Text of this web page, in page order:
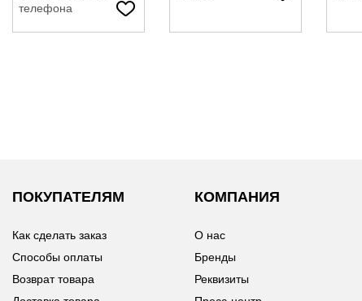
телефона
ПОКУПАТЕЛЯМ
Как сделать заказ
Способы оплаты
Возврат товара
КОМПАНИЯ
О нас
Бренды
Реквизиты